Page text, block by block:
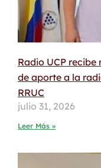
Radio UCP
de aporte a la
RRUC
julio 31, 2026
Leer Más »